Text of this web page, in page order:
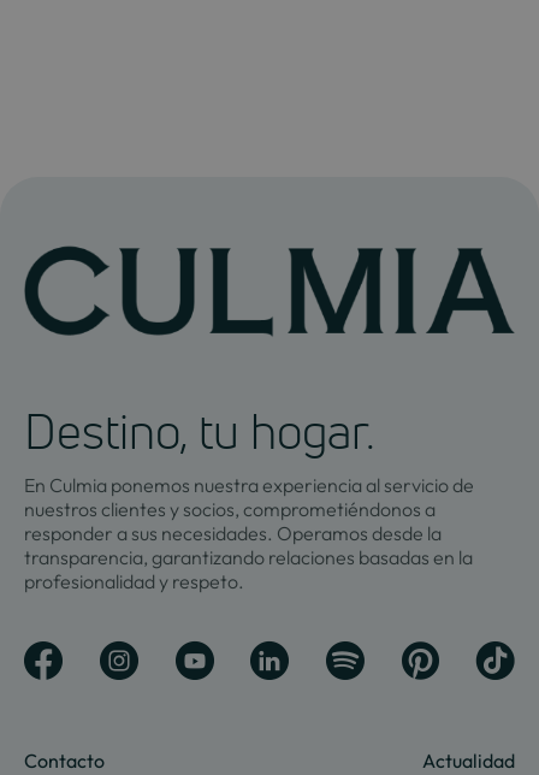
Destino, tu hogar.
En Culmia ponemos nuestra experiencia al servicio de
nuestros clientes y socios, comprometiéndonos a
responder a sus necesidades. Operamos desde la
transparencia, garantizando relaciones basadas en la
profesionalidad y respeto.
Contacto Actualidad